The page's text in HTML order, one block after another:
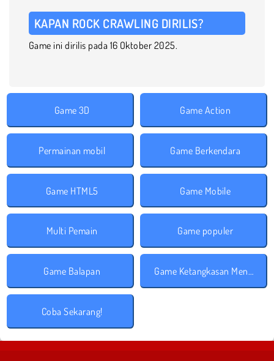
KAPAN ROCK CRAWLING DIRILIS?
Game ini dirilis pada 16 Oktober 2025.
Game 3D Game Action
Permainan mobil Game Berkendara
Game HTML5 Game Mobile
Multi Pemain Game populer
Game Balapan Game Ketangkasan Mengemudi
Coba Sekarang!